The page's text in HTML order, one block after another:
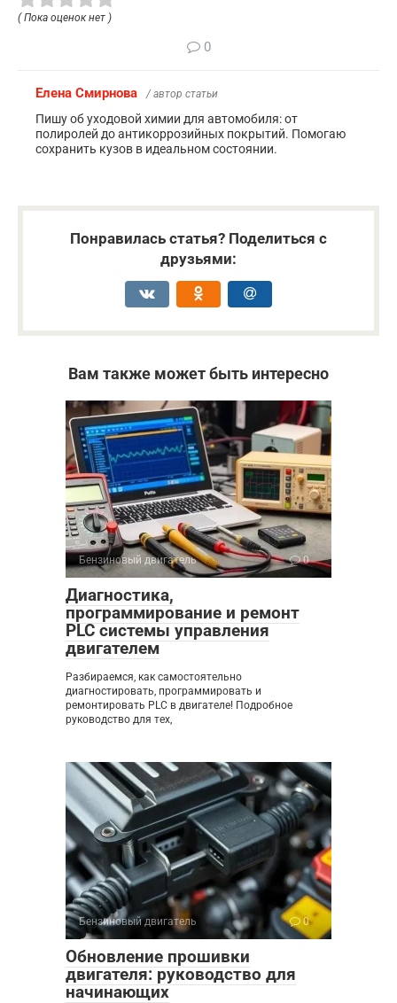
( Пока оценок нет )
0
Елена Смирнова / автор статьи
Пишу об уходовой химии для автомобиля: от
полиролей до антикоррозийных покрытий. Помогаю
сохранить кузов в идеальном состоянии.
Понравилась статья? Поделиться с
друзьями:
Вам также может быть интересно
Бензиновый двигатель 0
Диагностика,
программирование и ремонт
PLC системы управления
двигателем
Разбираемся, как самостоятельно
диагностировать, программировать и
ремонтировать PLC в двигателе! Подробное
руководство для тех,
Бензиновый двигатель 0
Обновление прошивки
двигателя: руководство для
начинающих